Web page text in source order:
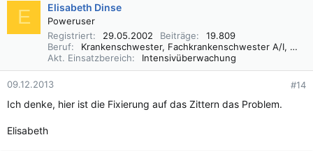
E Elisabeth Dinse
Poweruser
Registriert
29.05.2002 Beiträge
19.809
Beruf
Krankenschwester, Fachkrankenschwester A/I, Praxisbegleiter Basale Stimulation
Akt. Einsatzbereich
Intensivüberwachung
09.12.2013 #14
Ich denke, hier ist die Fixierung auf das Zittern das Problem.
Elisabeth